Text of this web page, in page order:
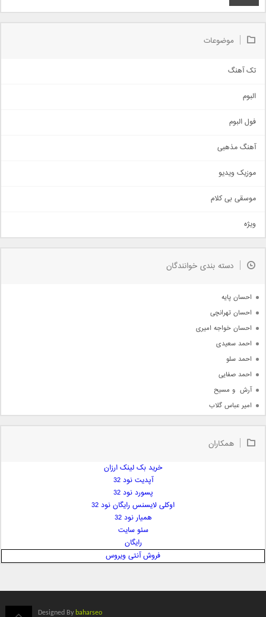
موضوعات
تک آهنگ
اجتماعی
حماسی
سنتی
اهنگ بندرعباسی
دمو
مذهبی
جدیدترین ها
البوم
فول البوم
آهنگ مذهبی
موزیک ویدیو
موسقی بی کلام
ویژه
دسته بندی خوانندگان
احسان پایه
احسان تهرانچی
احسان خواجه امیری
احمد سعیدی
احمد سلو
احمد صفایی
آرش  و مسیح
امیر عباس گلاب
امیر علی
ایمان غلامی
بابک جهانبخش
همکاران
خرید بک لینک ارزان
آپدیت نود 32
پسورد نود 32
اوکلی لایسنس رایگان نود 32
همیار نود 32
سئو سایت
رایگان
فروش آنتی ویروس
Designed By baharseo